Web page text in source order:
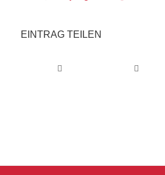
EINTRAG TEILEN